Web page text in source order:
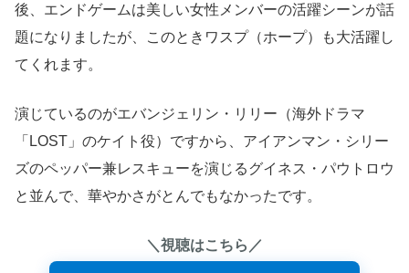
後、エンドゲームは美しい女性メンバーの活躍シーンが話
題になりましたが、このときワスプ（ホープ）も大活躍し
てくれます。
演じているのがエバンジェリン・リリー（海外ドラマ
「LOST」のケイト役）ですから、アイアンマン・シリー
ズのペッパー兼レスキューを演じるグイネス・パウトロウ
と並んで、華やかさがとんでもなかったです。
＼視聴はこちら／